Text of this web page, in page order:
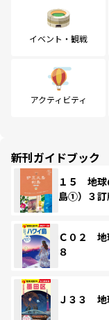
イベント・観戦
アクティビティ
新刊ガイドブック
１５ 地
島①）３訂
Ｃ０２ 地
８
Ｊ３３